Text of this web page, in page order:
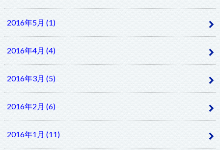
2016年5月 (1)
2016年4月 (4)
2016年3月 (5)
2016年2月 (6)
2016年1月 (11)